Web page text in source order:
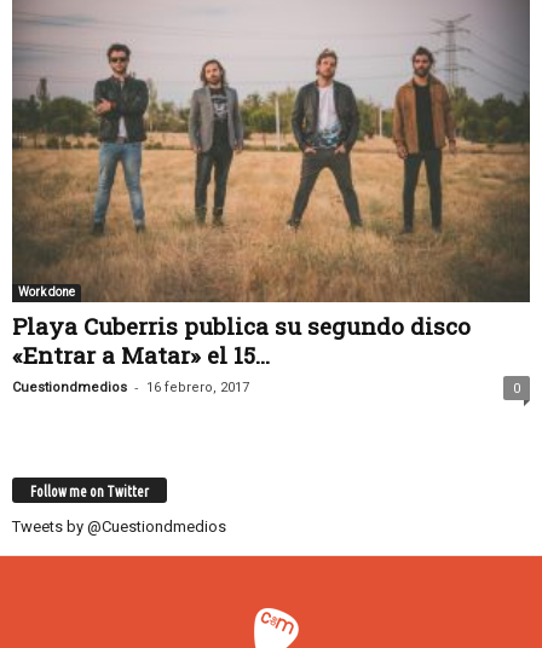
Work done
Playa Cuberris publica su segundo disco
«Entrar a Matar» el 15...
Cuestiondmedios - 16 febrero, 2017 0
Follow me on Twitter
Tweets by @Cuestiondmedios